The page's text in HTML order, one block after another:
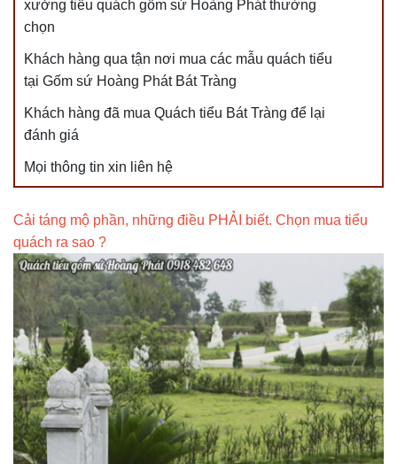
xưởng tiểu quách gốm sứ Hoàng Phát thường
chọn
Khách hàng qua tận nơi mua các mẫu quách tiểu
tại Gốm sứ Hoàng Phát Bát Tràng
Khách hàng đã mua Quách tiểu Bát Tràng để lại
đánh giá
Mọi thông tin xin liên hệ
Cải táng mộ phần, những điều PHẢI biết. Chọn mua tiểu
quách ra sao ?